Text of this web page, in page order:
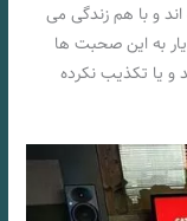
و با هم زندگی می
به این صحبت‌ ها
و یا تکذیب نکرده